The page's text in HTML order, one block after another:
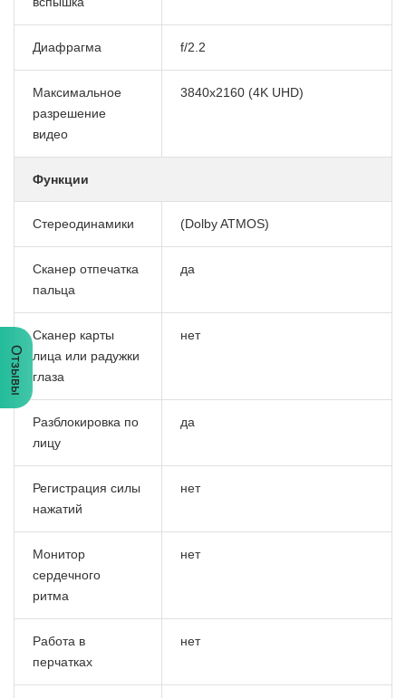
Диафрагма f/2.2
Максимальное
разрешение
видео
3840x2160 (4K UHD)
Функции
Стереодинамики (Dolby ATMOS)
Сканер отпечатка
пальца
да
Сканер карты
лица или радужки
глаза
нет
Разблокировка по
лицу
да
Регистрация силы
нажатий
нет
Монитор
сердечного
ритма
нет
Работа в
перчатках
нет
Отзывы